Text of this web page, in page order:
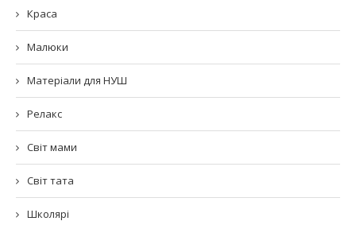
Краса
Малюки
Матеріали для НУШ
Релакс
Світ мами
Світ тата
Школярі